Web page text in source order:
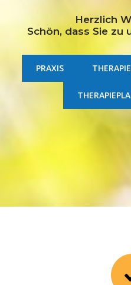
Herzlich
Schön, dass Sie zu
PRAXIS